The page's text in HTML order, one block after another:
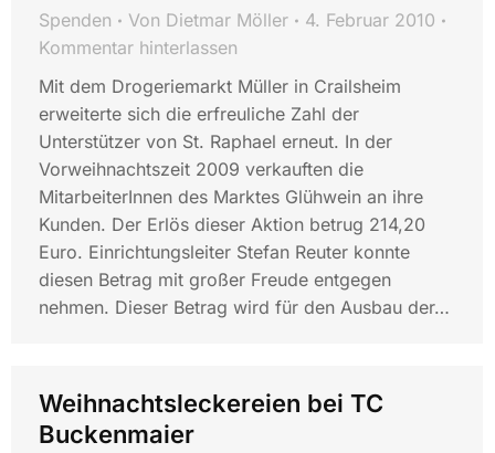
Spenden Von Dietmar Möller
4. Februar 2010
Kommentar hinterlassen
Mit dem Drogeriemarkt Müller in Crailsheim
erweiterte sich die erfreuliche Zahl der
Unterstützer von St. Raphael erneut. In der
Vorweihnachtszeit 2009 verkauften die
MitarbeiterInnen des Marktes Glühwein an ihre
Kunden. Der Erlös dieser Aktion betrug 214,20
Euro. Einrichtungsleiter Stefan Reuter konnte
diesen Betrag mit großer Freude entgegen
nehmen. Dieser Betrag wird für den Ausbau der…
Weihnachtsleckereien bei TC
Buckenmaier